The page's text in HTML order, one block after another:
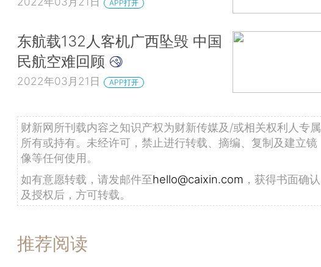
APP打开
东航载132人客机广西坠毁 中国
民航空难回顾
2022年03月21日 APP打开
财新网所刊载内容之知识产权为财新传媒及/或相关权利人专属
所有或持有。未经许可，禁止进行转载、摘编、复制及建立镜
像等任何使用。
如有意愿转载，请发邮件至hello@caixin.com ，获得书面确认
及授权后，方可转载。
推荐阅读